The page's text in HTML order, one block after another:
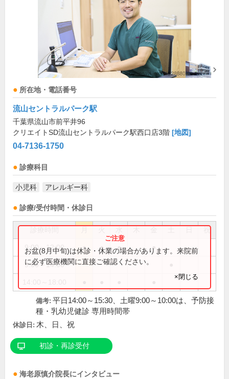
所在地・電話番号
流山セントラルパーク駅
千葉県流山市前平井96
クリエイトSD流山セントラルパーク駅西口店3階 [地図]
04-7136-1750
診療科目
小児科 アレルギー科
診療/受付時間・休診日
祝
9:00～12:00 ● ● ● ●
9:00～14:00
お盆(8月中旬)は休診・休業の場合があります。来院前
に必ず医療機関に直接ご確認ください。
×閉じる
備考: 平日14:00～15:30、土曜9:00～10:00は、予防接
種・乳幼児健診 専用時間帯
休診日: 木、日、祝
初診・再診受付
海老原慎介院長にインタビュー